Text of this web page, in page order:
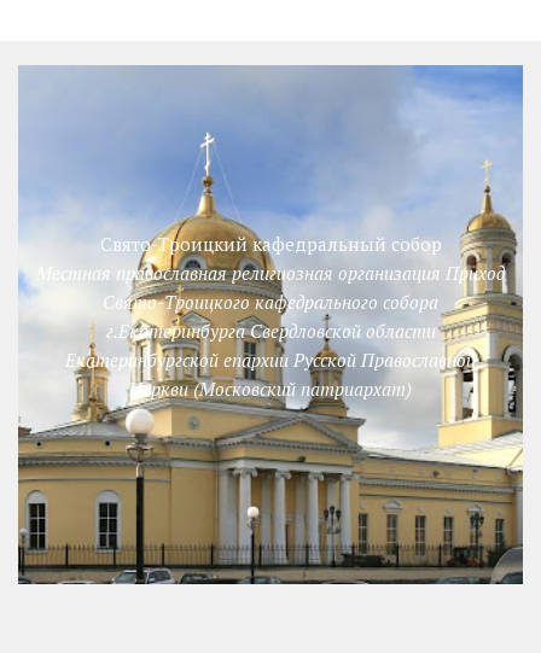
Свято-Троицкий кафедральный собор
Местная православная религиозная организация Приход
Свято-Троицкого кафедрального собора
г.Екатеринбурга Свердловской области
Екатеринбургской епархии Русской Православной
Церкви (Московский патриархат)